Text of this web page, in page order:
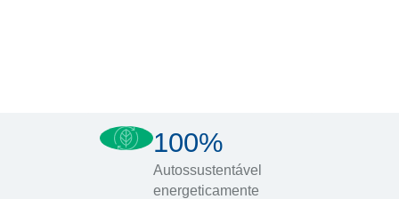
100%
Autossustentável
energeticamente